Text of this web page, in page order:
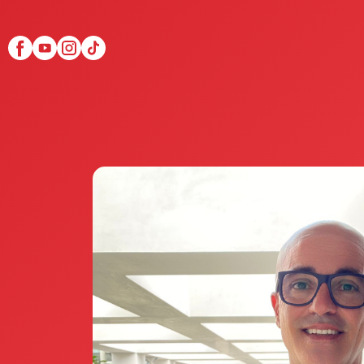
Le testimonianze
La fondatrice Valeria